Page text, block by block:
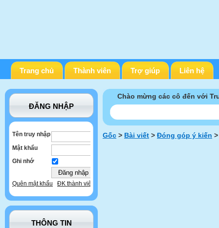
Trang chủ Thành viên Trợ giúp Liên hệ
ĐĂNG NHẬP
Tên truy nhập
Mật khẩu
Ghi nhớ
Quên mật khẩu ĐK thành viên
THÔNG TIN
Chào mừng các cô đến với
Gốc > Bài viết > Đóng góp ý kiến >